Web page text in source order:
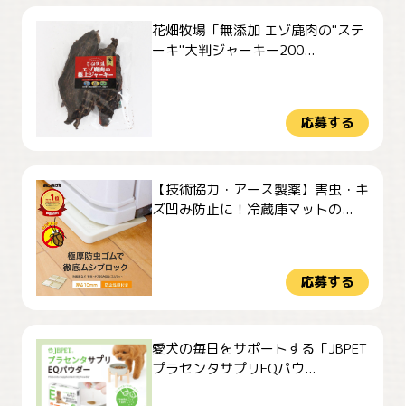
花畑牧場「無添加 エゾ鹿肉の"ステ
ーキ"大判ジャーキー200...
応募する
【技術協力・アース製薬】害虫・キ
ズ凹み防止に！冷蔵庫マットの...
応募する
愛犬の毎日をサポートする「JBPET
プラセンタサプリEQパウ...